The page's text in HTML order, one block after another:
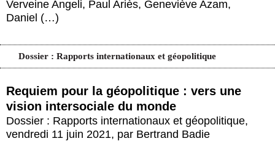
Verveine Angeli, Paul Ariès, Geneviève Azam,
Daniel (…)
Dossier : Rapports internationaux et géopolitique
Requiem pour la géopolitique : vers une
vision intersociale du monde
Dossier : Rapports internationaux et géopolitique,
vendredi 11 juin 2021, par Bertrand Badie